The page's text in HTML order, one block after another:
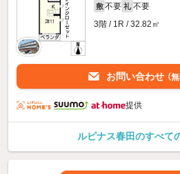
敷 不要 礼 不要
3階 / 1R / 32.82㎡
お問い合わせ （
提供
ルピナス春田のすべて